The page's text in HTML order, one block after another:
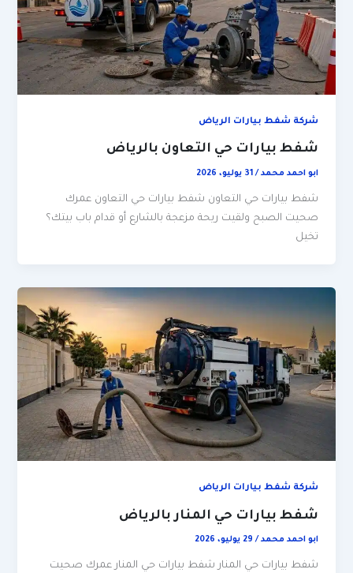
شركة شفط بيارات الرياض
شفط بيارات حي التعاون بالرياض
ابو احمد محمد/31 يوليو، 2026
شفط بيارات حي التعاون شفط بيارات حي التعاون عمرك
صحيت الصبح ولقيت ريحة مزعجة بالشارع أو قدام باب بيتك؟
تخيل
شركة شفط بيارات الرياض
شفط بيارات حي المنار بالرياض
ابو احمد محمد/ 29 يوليو، 2026
شفط بيارات حي المنار شفط بيارات حي المنار عمرك صحيت